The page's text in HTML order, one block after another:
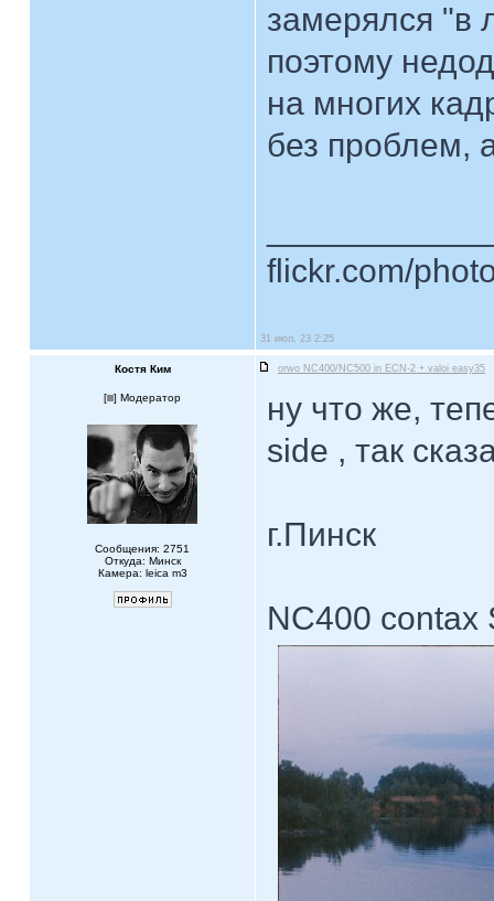
замерялся "в
поэтому
на многих
без проблем,
flickr.com/
31 июл, 23 2:25
Костя Ким orwo NC400/NC500 in ECN-2 + valoi easy35
[ ] Модератор
Сообщения: 2751
Откуда: Минск
Камера: leica m3
ну что же,
side , так
г.Пинск
NC400 contax